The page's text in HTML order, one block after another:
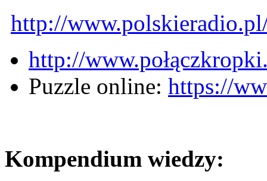
http://
http://
Puzzle online: https://
Kompendium wiedzy: